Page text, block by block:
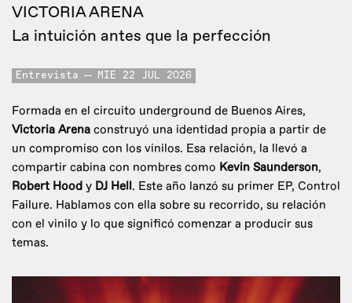
VICTORIA ARENA
La intuición antes que la perfección
Entrevista MIE 22 JUL 2026
Formada en el circuito underground de Buenos Aires,
Victoria Arena construyó una identidad propia a partir de
un compromiso con los vinilos. Esa relación, la llevó a
compartir cabina con nombres como Kevin Saunderson,
Robert Hood y DJ Hell. Este año lanzó su primer EP, Control
Failure. Hablamos con ella sobre su recorrido, su relación
con el vinilo y lo que significó comenzar a producir sus
temas.